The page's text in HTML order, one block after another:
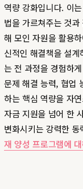
역량 강화입니다. 이
법을 가르쳐주는 것과
해 모인 자원을 활용
신적인 해결책을 설
는 전 과정을 경험하
문제 해결 능력, 협업
하는 핵심 역량을 자
자금 지원을 넘어 한
변화시키는 강력한
재 양성 프로그램에